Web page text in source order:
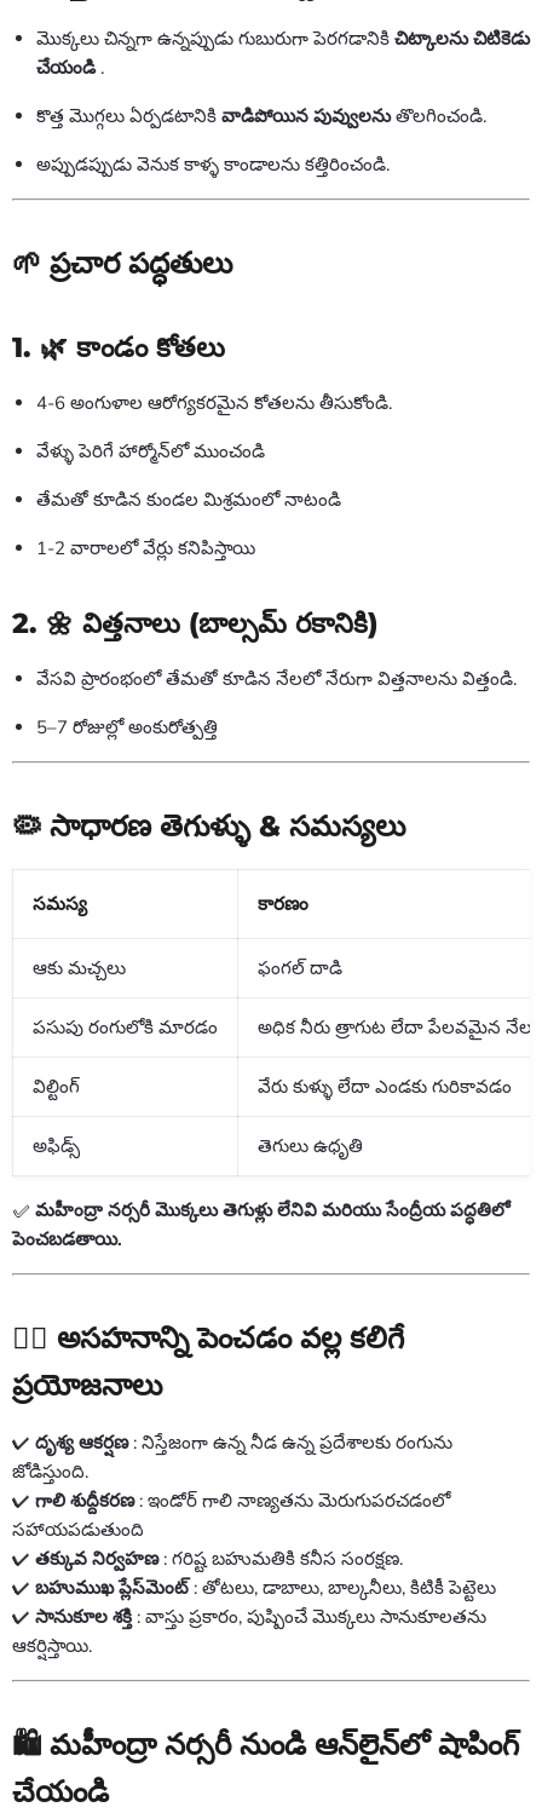
మొక్కలు చిన్నగా ఉన్నప్పుడు గుబురుగా పెరగడానికి చిట్కాలను చిటికెడు
చేయండి.
కొత్త మొగ్గలు ఏర్పడటానికి వాడిపోయిన పువ్వులనుతొలగించండి.
అప్పుడప్పుడు వెనుక కాళ్ళ కాండాలను కత్తిరించండి.
🌱 ప్రచార పద్ధతులు
1. 🌿 కాండం కోతలు
4-6 అంగుళాల ఆరోగ్యకరమైన కోతలను తీసుకోండి.
వేళ్ళు పెరిగే హార్మోన్‌లో ముంచండి
తేమతో కూడిన కుండల మిశ్రమంలో నాటండి
1-2 వారాలలో వేర్లు కనిపిస్తాయి
2. 🌼 విత్తనాలు (బాల్సమ్ రకానికి)
వేసవి ప్రారంభంలో తేమతో కూడిన నేలలో నేరుగా విత్తనాలను విత్తండి.
5–7 రోజుల్లో అంకురోత్పత్తి
🦠 సాధారణ తెగుళ్ళు & సమస్యలు
సమస్య కారణం
ఆకు మచ్చలు ఫంగల్ దాడి
పసుపు రంగులోకి మారడం అధిక నీరు త్రాగుట లేదా పేలవమైన నేల
విల్టింగ్ వేరు కుళ్ళు లేదా ఎండకు గురికావడం
అఫిడ్స్ తెగులు ఉధృతి
✅ మహీంద్రా నర్సరీ మొక్కలు తెగుళ్లు లేనివి మరియు సేంద్రీయ పద్ధతిలో
పెంచబడతాయి.
🧘‍♀️ అసహనాన్ని పెంచడం వల్ల కలిగే
ప్రయోజనాలు
✔ దృశ్య ఆకర్షణ: నిస్తేజంగా ఉన్న నీడ ఉన్న ప్రదేశాలకు రంగును
జోడిస్తుంది.
✔ గాలి శుద్దీకరణ: ఇండోర్ గాలి నాణ్యతను మెరుగుపరచడంలో
సహాయపడుతుంది
✔ తక్కువ నిర్వహణ: గరిష్ట బహుమతికి కనీస సంరక్షణ.
✔ బహుముఖ ప్లేస్‌మెంట్: తోటలు, డాబాలు, బాల్కనీలు, కిటికీ పెట్టెలు
✔ సానుకూల శక్తి : వాస్తు ప్రకారం, పుష్పించే మొక్కలు సానుకూలతను
ఆకర్షిస్తాయి.
🛍️ మహీంద్రా నర్సరీ నుండి ఆన్‌లైన్‌లో షాపింగ్
చేయండి